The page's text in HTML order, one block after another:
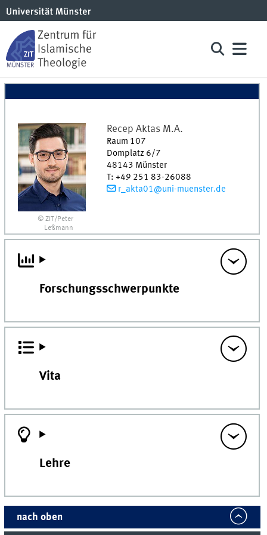
© ZIT/Peter
Leßmann
Recep Aktas M.A.
Raum 107
Domplatz 6/7
48143 Münster
T: +49 251 83-26088
r_akta01@uni-muenster.de
Forschungsschwerpunkte
Vita
Lehre
nach oben